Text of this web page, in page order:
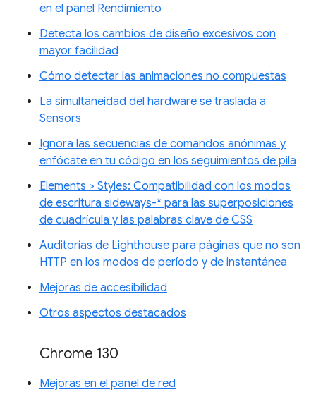
en el panel Rendimiento
Detecta los cambios de diseño excesivos con
mayor facilidad
Cómo detectar las animaciones no compuestas
La simultaneidad del hardware se traslada a
Sensors
Ignora las secuencias de comandos anónimas y
enfócate en tu código en los seguimientos de pila
Elements > Styles: Compatibilidad con los modos
de escritura sideways-* para las superposiciones
de cuadrícula y las palabras clave de CSS
Auditorías de Lighthouse para páginas que no son
HTTP en los modos de período y de instantánea
Mejoras de accesibilidad
Otros aspectos destacados
Chrome 130
Mejoras en el panel de red